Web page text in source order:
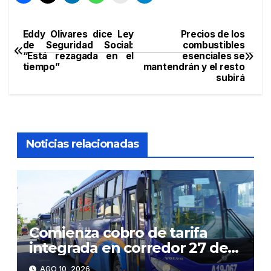
Navegación
de
Precios de los
combustibles
esenciales se
mantendrán y el resto
subirá
Eddy Olivares dice Ley
de Seguridad Social:
“Está rezagada en el
tiempo”
Noticias relacionadas
Comienza cobro de tarifa
integrada en corredor 27 de
Febrero: RD$35 desde el
AGO 10, 2026